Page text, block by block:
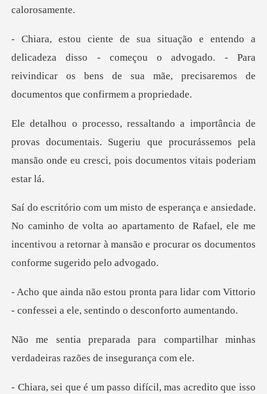
disso - começou o advogado. - Para
reivindicar os bens de su
ovas documentais. Sugeriu que procurássemos pela
mansão
o de volta ao apartamento de Rafael, ele me
incentivou a retornar
a lidar com Vittorio
- confessei a el
ompartilhar minhas
verdadeiras
mas acredito que isso